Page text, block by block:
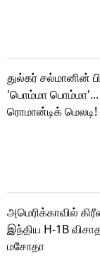
துல்கர் சல்மானின்
'பொம்மா
ரொமான்டிக் மெலடி!
அமெரிக்காவில்
இந்திய H-1B
மசோதா